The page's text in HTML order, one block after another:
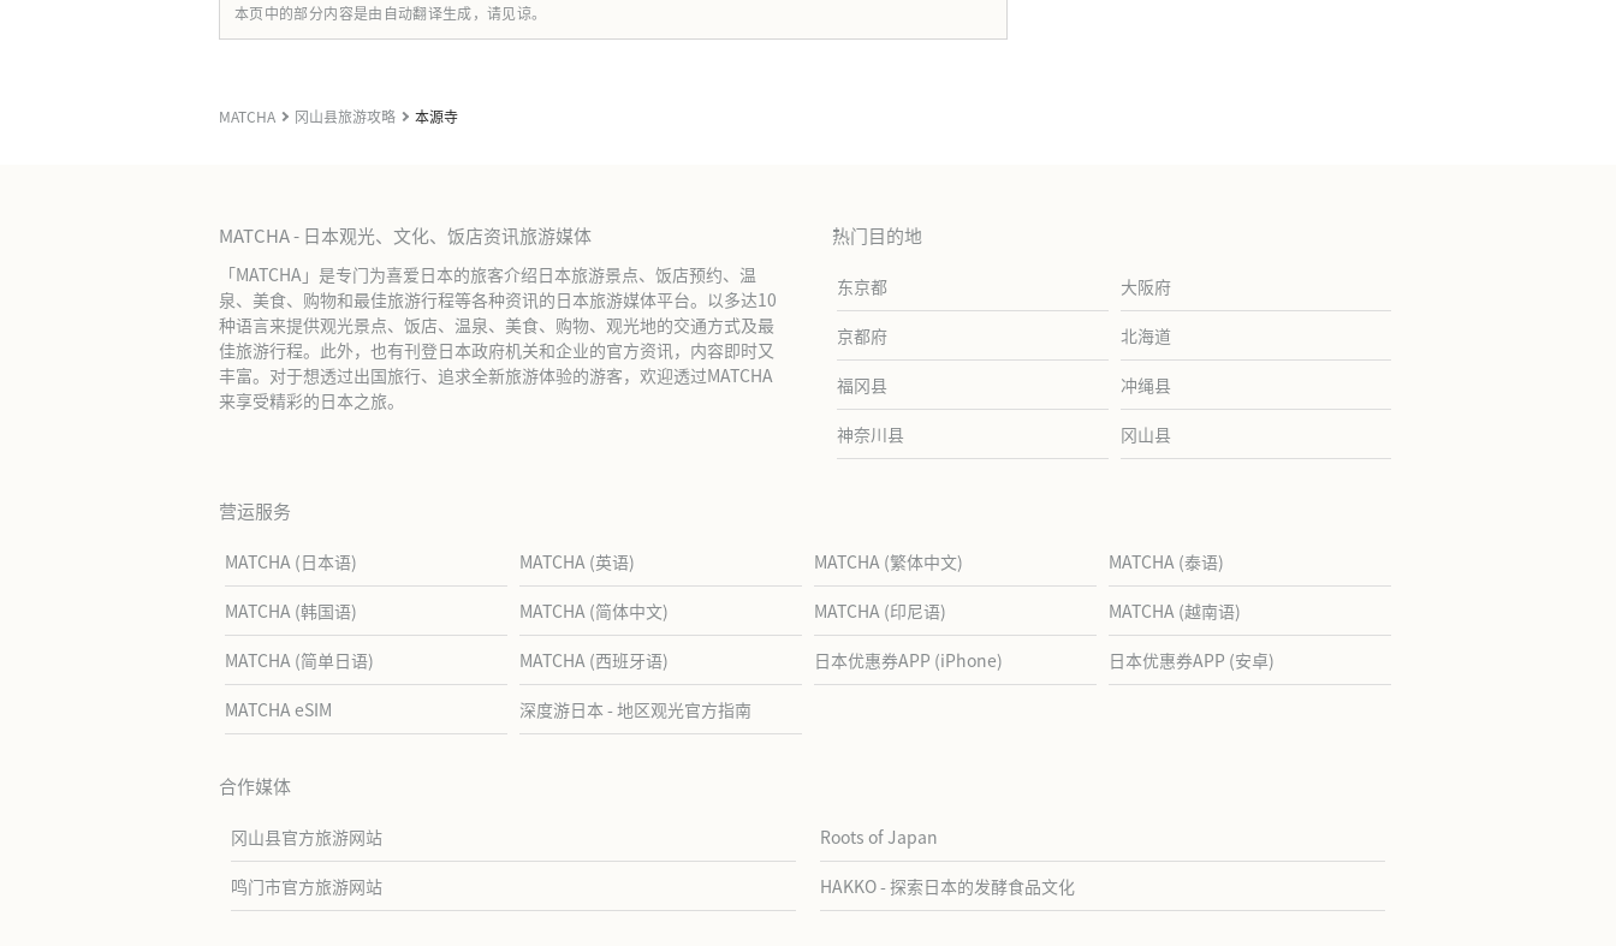
本页中的部分内容是由自动翻译生成，请见谅。
MATCHA 冈山县旅游攻略 本源寺
MATCHA - 日本观光、文化、饭店资讯旅游媒体
「MATCHA」是专门为喜爱日本的旅客介绍日本旅游景点、饭店预约、温
泉、美食、购物和最佳旅游行程等各种资讯的日本旅游媒体平台。以多达10
种语言来提供观光景点、饭店、温泉、美食、购物、观光地的交通方式及最
佳旅游行程。此外，也有刊登日本政府机关和企业的官方资讯，内容即时又
丰富。对于想透过出国旅行、追求全新旅游体验的游客，欢迎透过MATCHA
来享受精彩的日本之旅。
热门目的地
东京都 大阪府
京都府 北海道
福冈县 冲绳县
神奈川县 冈山县
营运服务
MATCHA (日本语) MATCHA (英语) MATCHA (繁体中文) MATCHA (泰语)
MATCHA (韩国语) MATCHA (简体中文) MATCHA (印尼语) MATCHA (越南语)
MATCHA (简单日语) MATCHA (西班牙语) 日本优惠券APP (iPhone) 日本优惠券APP (安卓)
MATCHA eSIM 深度游日本 - 地区观光官方指南
合作媒体
冈山县官方旅游网站 Roots of Japan
鸣门市官方旅游网站 HAKKO - 探索日本的发酵食品文化